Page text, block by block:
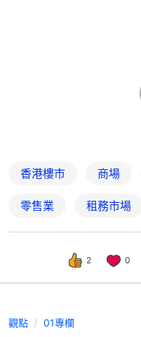
香港樓市 商場
零售業 租務市場
2 0
觀點 01專欄